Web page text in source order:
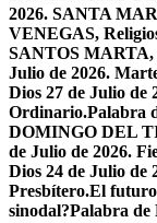
2026. SANTA
VENEGAS,
SANTOS
Julio de 2026.
Dios 27 de Julio
Ordinario.Palabra
DOMINGO DEL
de Julio de 2026.
Dios 24 de Julio
Presbítero.El
sinodal?Palabra de